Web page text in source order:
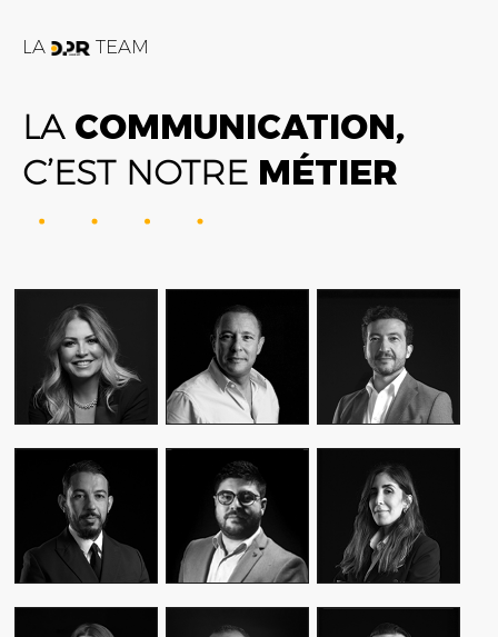
LA TEAM
LACOMMUNICATION,
C’EST NOTRE MÉTIER
FATIME ZOHRA
OUTAGHANI
CEO & FOUNDER
ALEX AXIOTIS
CEO & FOUNDER
AMIN FARES
GENERAL
MANAGER
WASSIM KASSARI
MALIK IRAQI
YASMINE MYRIAM